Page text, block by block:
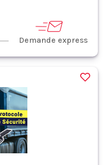
Demande express